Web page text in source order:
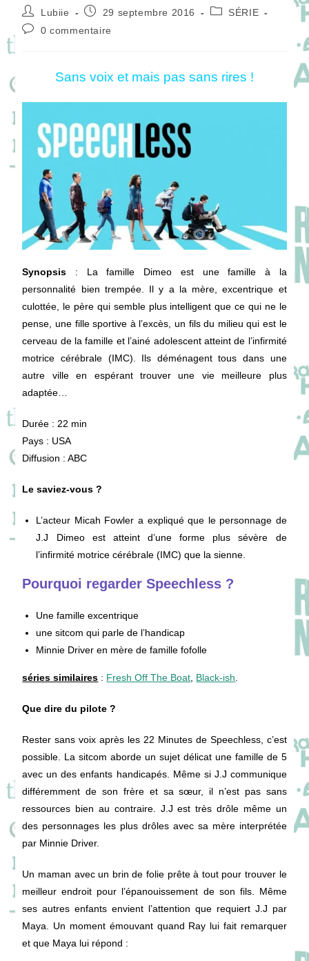
Auteur/autrice
de
la
Lubiie
Publication
29 septembre 2016
PostSÉRIE
Commentaires
0 commentaire
Sans voix et mais pas sans rires !
Synopsis : La famille Dimeo est une famille à la
personnalité bien trempée. Il y a la mère, excentrique et
culottée, le père qui semble plus intelligent que ce qui ne le
pense, une fille sportive à l’excès, un fils du milieu qui est le
cerveau de la famille et l’ainé adolescent atteint de l’infirmité
motrice cérébrale (IMC). Ils déménagent tous dans une
autre ville en espérant trouver une vie meilleure plus
adaptée…
Durée : 22 min
Pays : USA
Diffusion : ABC
Le saviez-vous ?
L’acteur Micah Fowler a expliqué que le personnage de
J.J Dimeo est atteint d’une forme plus sévère de
l’infirmité motrice cérébrale (IMC) que la sienne.
Pourquoi regarder Speechless ?
Une famille excentrique
une sitcom qui parle de l’handicap
Minnie Driver en mère de famille fofolle
séries similaires : Fresh Off The Boat Black-ish
Que dire du pilote ?
Rester sans voix après les 22 Minutes de Speechless, c’est
possible. La sitcom aborde un sujet délicat une famille de 5
avec un des enfants handicapés. Même si J.J communique
différemment de son frère et sa sœur, il n’est pas sans
ressources bien au contraire. J.J est très drôle même un
des personnages les plus drôles avec sa mère interprétée
par Minnie Driver.
Un maman avec un brin de folie prête à tout pour trouver le
meilleur endroit pour l’épanouissement de son fils. Même
ses autres enfants envient l’attention que requiert J.J par
Maya. Un moment émouvant quand Ray lui fait remarquer
et que Maya lui répond :